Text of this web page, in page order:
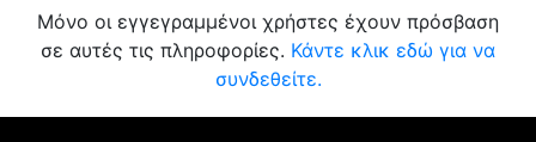
Μόνο οι εγγεγραμμένοι χρήστες έχουν πρόσβαση
σε αυτές τις πληροφορίες. Κάντε κλικ εδώ για να
συνδεθείτε.